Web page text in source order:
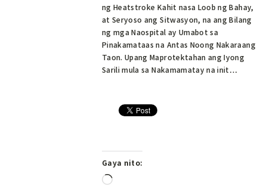
ng Heatstroke Kahit nasa Loob ng Bahay,
at Seryoso ang Sitwasyon, na ang Bilang
ng mga Naospital ay Umabot sa
Pinakamataas na Antas Noong Nakaraang
Taon. Upang Maprotektahan ang Iyong
Sarili mula sa Nakamamatay na init…
Gaya nito:
Naglo-